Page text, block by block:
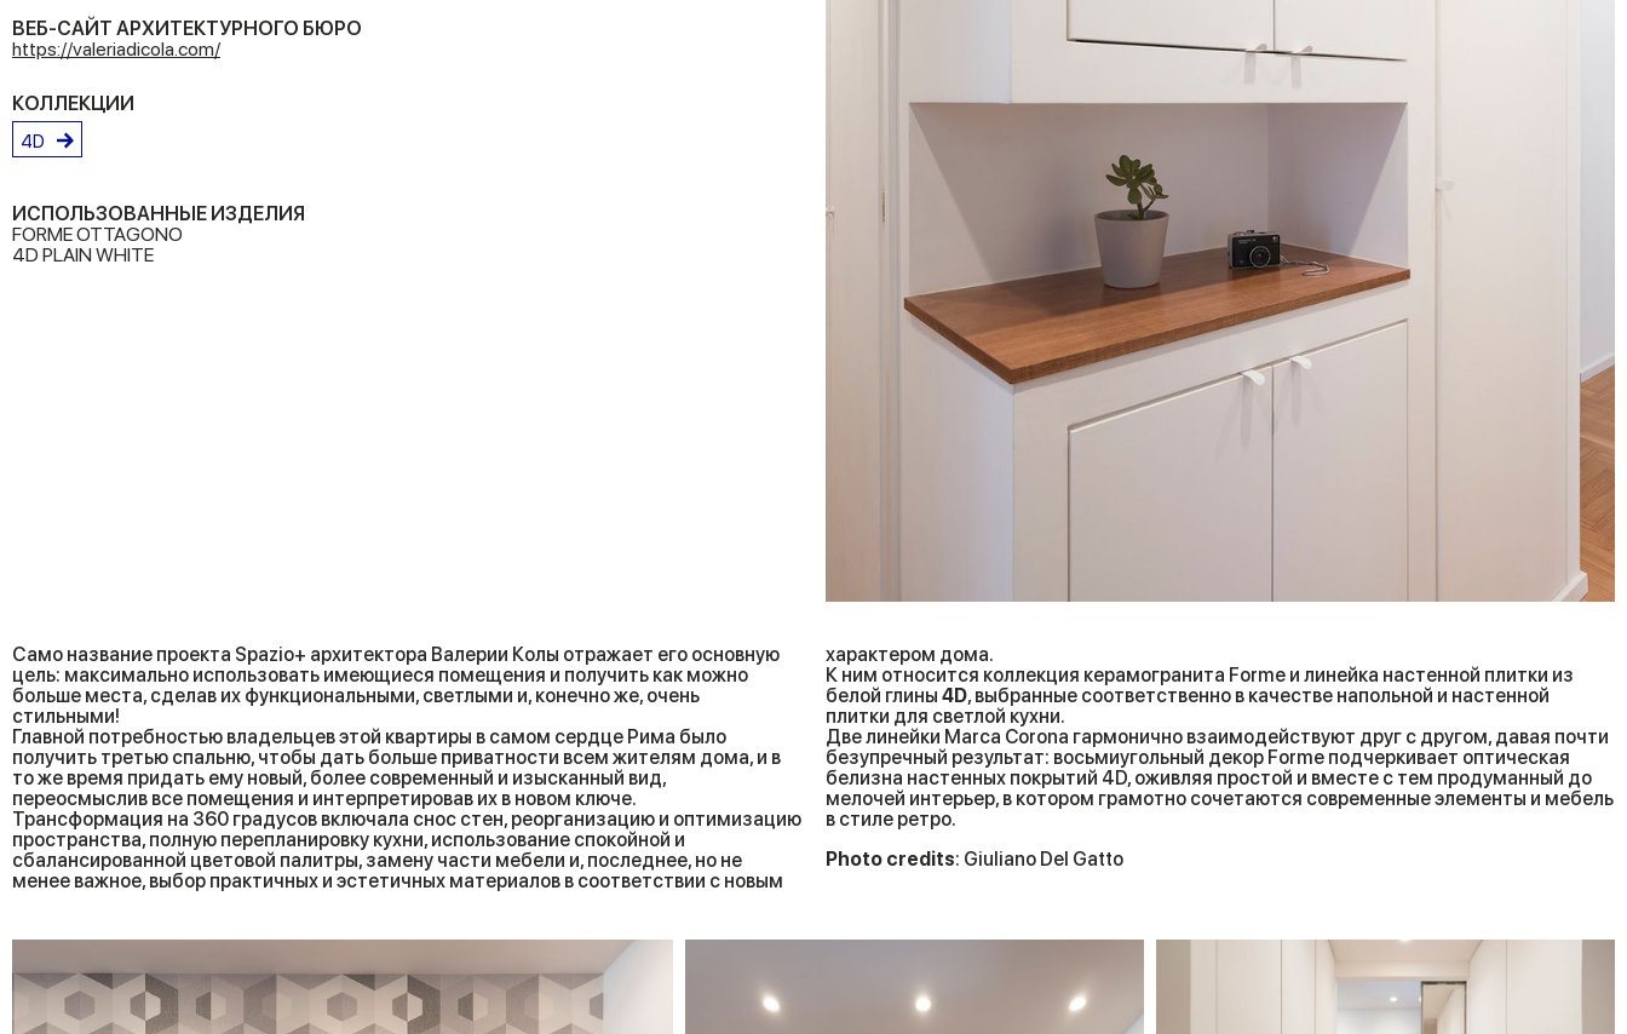
ВЕБ-САЙТ АРХИТЕКТУРНОГО БЮРО
https://valeriadicola.com/
КОЛЛЕКЦИИ
4D
ИСПОЛЬЗОВАННЫЕ ИЗДЕЛИЯ
FORME OTTAGONO
4D PLAIN WHITE
Само название проекта Spazio+ архитектора Валерии Колы отражает его основную
цель: максимально использовать имеющиеся помещения и получить как можно
больше места, сделав их функциональными, светлыми и, конечно же, очень
стильными!
Главной потребностью владельцев этой квартиры в самом сердце Рима было
получить третью спальню, чтобы дать больше приватности всем жителям дома, и в
то же время придать ему новый, более современный и изысканный вид,
переосмыслив все помещения и интерпретировав их в новом ключе.
Трансформация на 360 градусов включала снос стен, реорганизацию и оптимизацию
пространства, полную перепланировку кухни, использование спокойной и
сбалансированной цветовой палитры, замену части мебели и, последнее, но не
менее важное, выбор практичных и эстетичных материалов в соответствии с новым
характером дома.
К ним относится коллекция керамогранита Forme и линейка настенной плитки из
белой глины 4D, выбранные соответственно в качестве напольной и настенной
плитки для светлой кухни.
Две линейки Marca Corona гармонично взаимодействуют друг с другом, давая почти
безупречный результат: восьмиугольный декор Forme подчеркивает оптическая
белизна настенных покрытий 4D, оживляя простой и вместе с тем продуманный до
мелочей интерьер, в котором грамотно сочетаются современные элементы и мебель
в стиле ретро.
Photo credits: Giuliano Del Gatto